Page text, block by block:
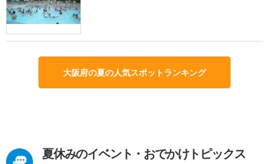
大阪府の夏の人気スポットランキング
夏休みのイベント・おでかけトピックス